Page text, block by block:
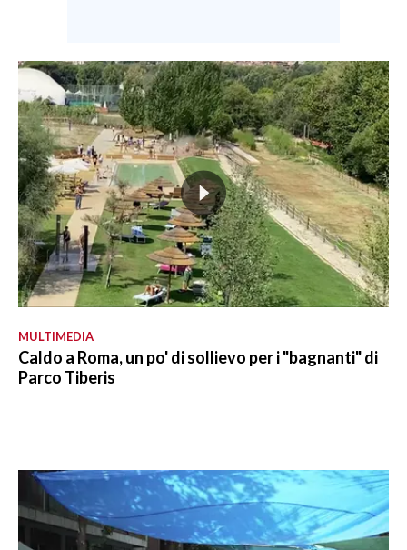
MULTIMEDIA
Caldo a Roma, un po' di sollievo per i "bagnanti" di
Parco Tiberis